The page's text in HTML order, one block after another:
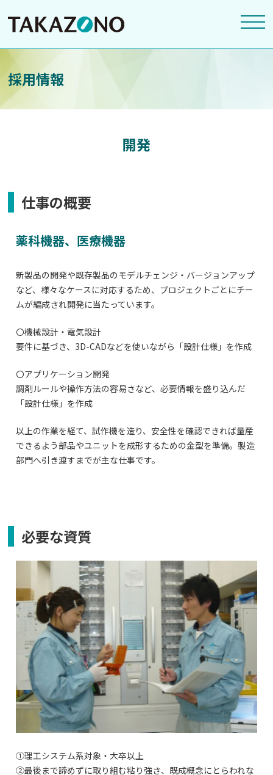
採用情報
開発
仕事の概要
薬科機器、医療機器
新製品の開発や既存製品のモデルチェンジ・バージョンアップ
など、様々なケースに対応するため、プロジェクトごとにチー
ムが編成され開発に当たっています。
〇機械設計・電気設計
要件に基づき、3D-CADなどを使いながら「設計仕様」を作成
〇アプリケーション開発
調剤ルールや操作方法の容易さなど、必要情報を盛り込んだ
「設計仕様」を作成
以上の作業を経て、試作機を造り、安全性を確認できれば量産
できるよう部品やユニットを成形するための金型を準備。製造
部門へ引き渡すまでが主な仕事です。
必要な資質
①理工システム系対象・大卒以上
②最後まで諦めずに取り組む粘り強さ、既成概念にとらわれな